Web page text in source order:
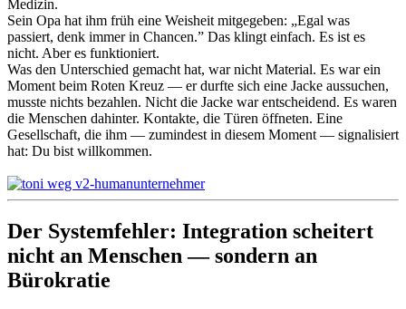
Medizin.
Sein Opa hat ihm früh eine Weisheit mitgegeben: „Egal was
passiert, denk immer in Chancen.” Das klingt einfach. Es ist es
nicht. Aber es funktioniert.
Was den Unterschied gemacht hat, war nicht Material. Es war ein
Moment beim Roten Kreuz — er durfte sich eine Jacke aussuchen,
musste nichts bezahlen. Nicht die Jacke war entscheidend. Es waren
die Menschen dahinter. Kontakte, die Türen öffneten. Eine
Gesellschaft, die ihm — zumindest in diesem Moment — signalisiert
hat: Du bist willkommen.
Der Systemfehler: Integration scheitert
nicht an Menschen — sondern an
Bürokratie